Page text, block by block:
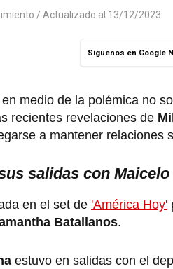
/ Actualizado al 13/12/2023
Síguenos en Google
medio de la polémica no
recientes revelaciones de
a mantener relaciones
salidas con Maicelo
en el set de 'América Hoy'
Batallanos.
estuvo en salidas con el